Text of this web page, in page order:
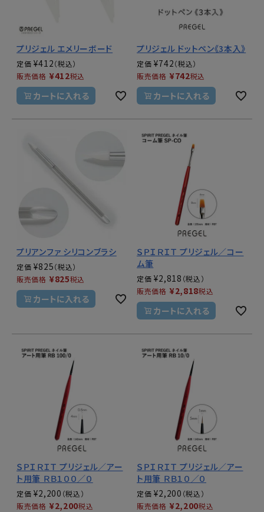
プリジェル エメリーボード
定価 ¥412
販売価格 ¥412税込
カートに入れる
プリジェル ドットペン《3本入》
定価 ¥742
販売価格 ¥742税込
カートに入れる
プリアンファ シリコンブラシ
定価 ¥825
販売価格 ¥825税込
カートに入れる
ＳＰＩＲＩＴ プリジェル／コー
ム筆
定価 ¥2,818
販売価格 ¥2,818税込
カートに入れる
ＳＰＩＲＩＴ プリジェル／アー
ト用筆 ＲＢ１００／０
定価 ¥2,200
販売価格 ¥2,200税込
ＳＰＩＲＩＴ プリジェル／アー
ト用筆 ＲＢ１０／０
定価 ¥2,200
販売価格 ¥2,200税込